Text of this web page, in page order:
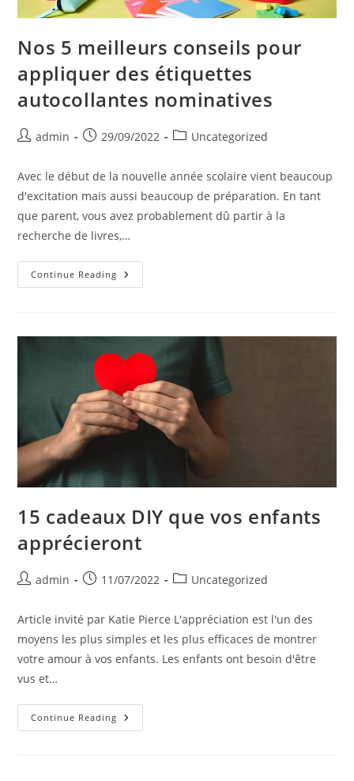
Nos 5 meilleurs conseils pour
appliquer des étiquettes
autocollantes nominatives
Postadmin
Post29/09/2022
PostUncategorized
Avec le début de la nouvelle année scolaire vient beaucoup
d'excitation mais aussi beaucoup de préparation. En tant
que parent, vous avez probablement dû partir à la
recherche de livres,…
Continue Reading Nos
5
Des
Étiquettes
Autocollantes
Nominatives
15 cadeaux DIY que vos enfants
apprécieront
Postadmin
Post11/07/2022
PostUncategorized
Article invité par Katie Pierce L'appréciation est l'un des
moyens les plus simples et les plus efficaces de montrer
votre amour à vos enfants. Les enfants ont besoin d'être
vus et…
Continue Reading 15
Cadeaux